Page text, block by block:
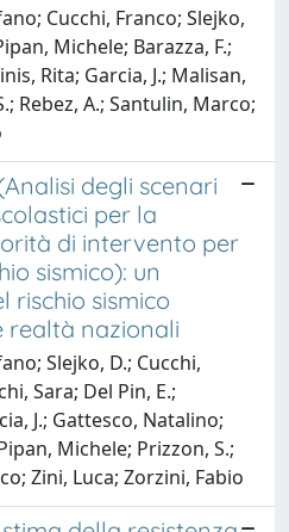
Cucchi, Franco; Slejko,
Michele; Barazza, F.;
Rita; Garcia, J.; Malisan,
Rebez, A.; Santulin, Marco;
degli scenari
per la
di intervento per
sismico): un
rischio sismico
realtà nazionali
Slejko, D.; Cucchi,
Sara; Del Pin, E.;
J.; Gattesco, Natalino;
Michele; Prizzon, S.;
Zini, Luca; Zorzini, Fabio